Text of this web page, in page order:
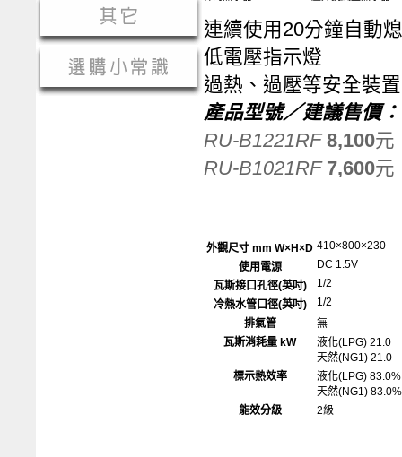
連續使用20分鐘自動
低電壓指示燈
過熱、過壓等安全裝置
產品型號／建議售價：
RU-B1221RF 8,100元
RU-B1021RF 7,600元
外觀尺寸 mm W×H×D 410×800×230
使用電源
DC 1.5V
瓦斯接口孔徑(英吋)
1/2
冷熱水管口徑(英吋)
1/2
排氣管
無
瓦斯消耗量 kW
液化(LPG) 21.0
天然(NG1) 21.0
標示熱效率
液化(LPG) 83.0%
天然(NG1) 83.0%
能效分級
2級